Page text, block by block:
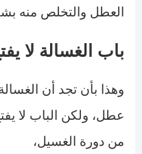
العطل والتخلص منه
باب الغسالة لا
وهذا بأن تجد أن
عطل، ولكن الباب لا
من دورة الغسيل،